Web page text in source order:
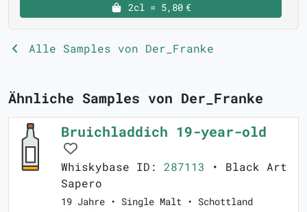
2cl = 5,80 €
Alle Samples von Der_Franke
Ähnliche Samples von Der_Franke
Bruichladdich 19-year-old
Whiskybase ID: 287113 • Black Art
Sapero
19 Jahre • Single Malt • Schottland